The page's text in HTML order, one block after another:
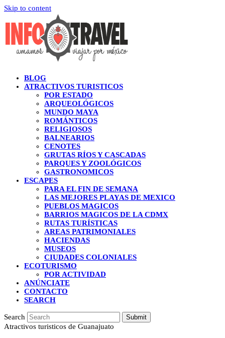
Skip to content
BLOG
ATRACTIVOS TURISTICOS
POR ESTADO
ARQUEOLÓGICOS
MUNDO MAYA
ROMÁNTICOS
RELIGIOSOS
BALNEARIOS
CENOTES
GRUTAS RÍOS Y CASCADAS
PARQUES Y ZOOLÓGICOS
GASTRONOMICOS
ESCAPES
PARA EL FIN DE SEMANA
LAS MEJORES PLAYAS DE MEXICO
PUEBLOS MAGICOS
BARRIOS MAGICOS DE LA CDMX
RUTAS TURÍSTICAS
AREAS PATRIMONIALES
HACIENDAS
MUSEOS
CIUDADES COLONIALES
ECOTURISMO
POR ACTIVIDAD
ANÚNCIATE
CONTACTO
SEARCH
Search Submit
Atractivos turisticos de Guanajuato